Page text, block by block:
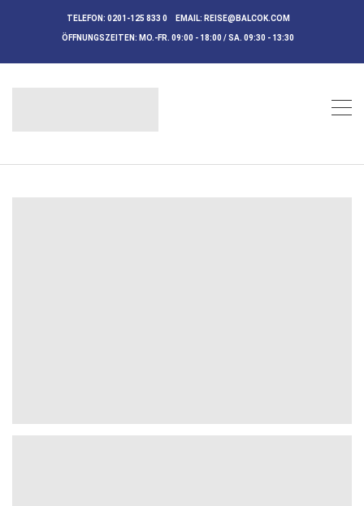
TELEFON: 0201-125 833 0 EMAIL: REISE@BALCOK.COM
ÖFFNUNGSZEITEN: MO.-FR. 09:00 - 18:00 / SA. 09:30 - 13:30